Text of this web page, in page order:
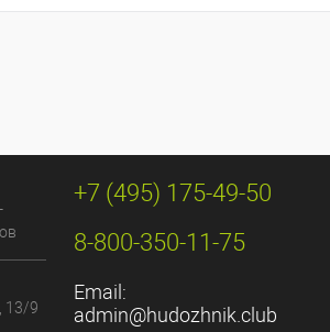
13/9
+7 (495) 175-49-50
8-800-350-11-75
Email:
admin@hudozhnik.club